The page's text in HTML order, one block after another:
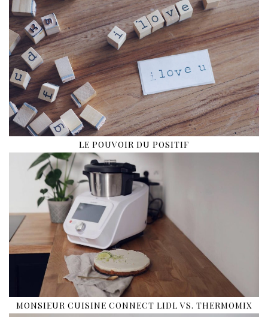
LE POUVOIR DU POSITIF
MONSIEUR CUISINE CONNECT LIDL VS. THERMOMIX